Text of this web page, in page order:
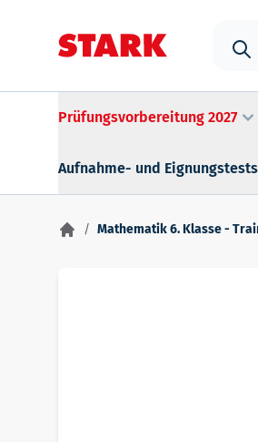
Prüfungsvorbereitung 2027
Aufnahme- und Eignungstests
/ Mathematik 6. Klasse -